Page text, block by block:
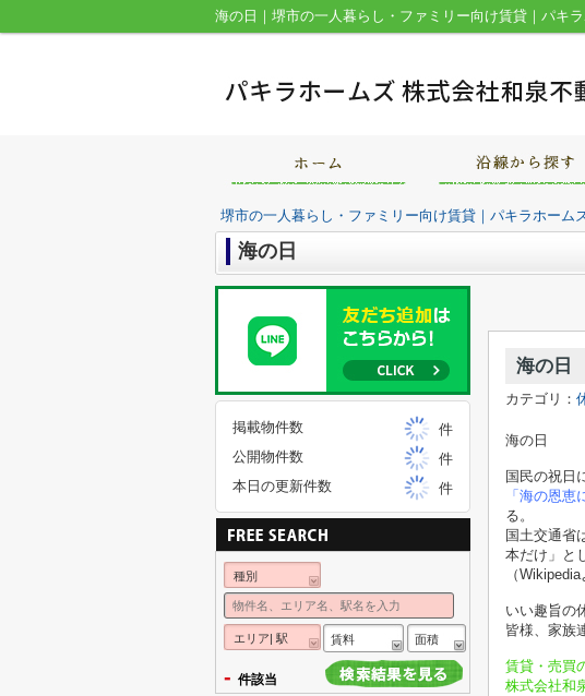
海の日｜堺市の一人暮らし・ファミリー向け賃貸｜パキ
堺市の一人暮らし・ファミリー向け賃貸｜パキラホー
海の日
海の日
カテゴリ：
海の日
国民の祝日
「海の恩恵
る。
国土交通省
本だけ」と
（Wikipedia
いい趣旨の
皆様、家族
賃貸・売買
株式会社和
掲載物件数
件
公開物件数
件
本日の更新件数
件
種別
エリア| 駅 賃料 面積
- 件該当